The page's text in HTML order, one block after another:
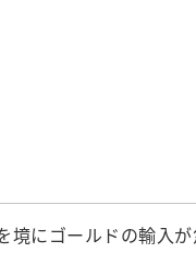
にゴールドの輸入